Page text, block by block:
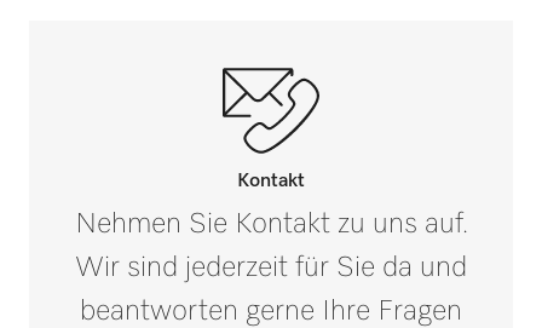
Kontakt
Nehmen Sie Kontakt zu uns auf.
Wir sind jederzeit für Sie da und
beantworten gerne Ihre Fragen